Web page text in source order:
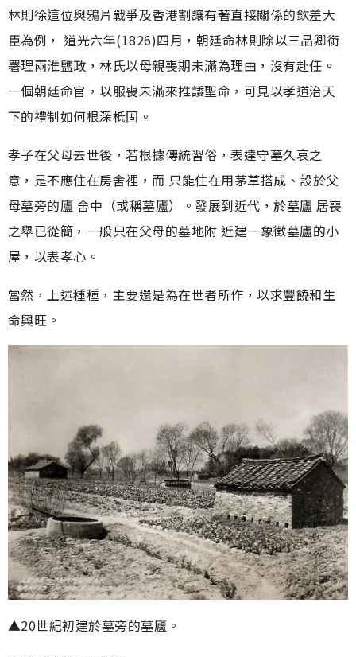
林則徐這位與鴉片戰爭及香港割讓有著直接關係的欽差大
臣為例， 道光六年(1826)四月，朝廷命林則除以三品卿銜
署理兩淮鹽政，林氏以母親喪期未滿為理由，沒有赴任。
一個朝廷命官，以服喪未滿來推諉聖命，可見以孝道治天
下的禮制如何根深柢固。
孝子在父母去世後，若根據傳統習俗，表達守墓久哀之
意，是不應住在房舍裡，而 只能住在用茅草搭成、設於父
母墓旁的廬 舍中（或稱墓廬）。發展到近代，於墓廬 居喪
之舉已從簡，一般只在父母的墓地附 近建一象徵墓廬的小
屋，以表孝心。
當然，上述種種，主要還是為在世者所作，以求豐饒和生
命興旺。
▲20世紀初建於墓旁的墓廬。